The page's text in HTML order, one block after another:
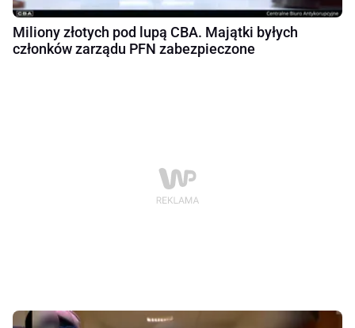
Miliony złotych pod lupą CBA. Majątki byłych
członków zarządu PFN zabezpieczone